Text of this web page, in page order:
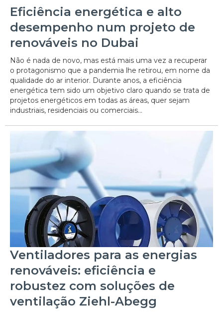
Eficiência energética e alto
desempenho num projeto de
renováveis no Dubai
Não é nada de novo, mas está mais uma vez a recuperar
o protagonismo que a pandemia lhe retirou, em nome da
qualidade do ar interior. Durante anos, a eficiência
energética tem sido um objetivo claro quando se trata de
projetos energéticos em todas as áreas, quer sejam
industriais, residenciais ou comerciais...
Ventiladores para as energias
renováveis: eficiência e
robustez com soluções de
ventilação Ziehl-Abegg